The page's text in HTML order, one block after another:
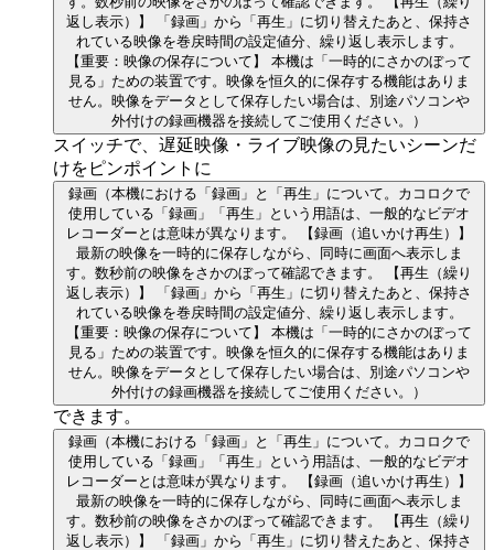
返し表示）】 「録画」から「再生」に切り替えたあと、保持さ
れている映像を巻戻時間の設定値分、繰り返し表示します。
【重要：映像の保存について】 本機は「一時的にさかのぼって
見る」ための装置です。映像を恒久的に保存する機能はありま
せん。映像をデータとして保存したい場合は、別途パソコンや
外付けの録画機器を接続してご使用ください。）
スイッチで、遅延映像・ライブ映像の見たいシーンだ
けをピンポイントに
録画 （本機における「録画」と「再生」について。カコロクで
使用している「録画」「再生」という用語は、一般的なビデオ
レコーダーとは意味が異なります。 【録画（追いかけ再生）】
最新の映像を一時的に保存しながら、同時に画面へ表示しま
す。数秒前の映像をさかのぼって確認できます。 【再生（繰り
返し表示）】 「録画」から「再生」に切り替えたあと、保持さ
れている映像を巻戻時間の設定値分、繰り返し表示します。
【重要：映像の保存について】 本機は「一時的にさかのぼって
見る」ための装置です。映像を恒久的に保存する機能はありま
せん。映像をデータとして保存したい場合は、別途パソコンや
外付けの録画機器を接続してご使用ください。）
できます。
録画 （本機における「録画」と「再生」について。カコロクで
使用している「録画」「再生」という用語は、一般的なビデオ
レコーダーとは意味が異なります。 【録画（追いかけ再生）】
最新の映像を一時的に保存しながら、同時に画面へ表示しま
す。数秒前の映像をさかのぼって確認できます。 【再生（繰り
返し表示）】 「録画」から「再生」に切り替えたあと、保持さ